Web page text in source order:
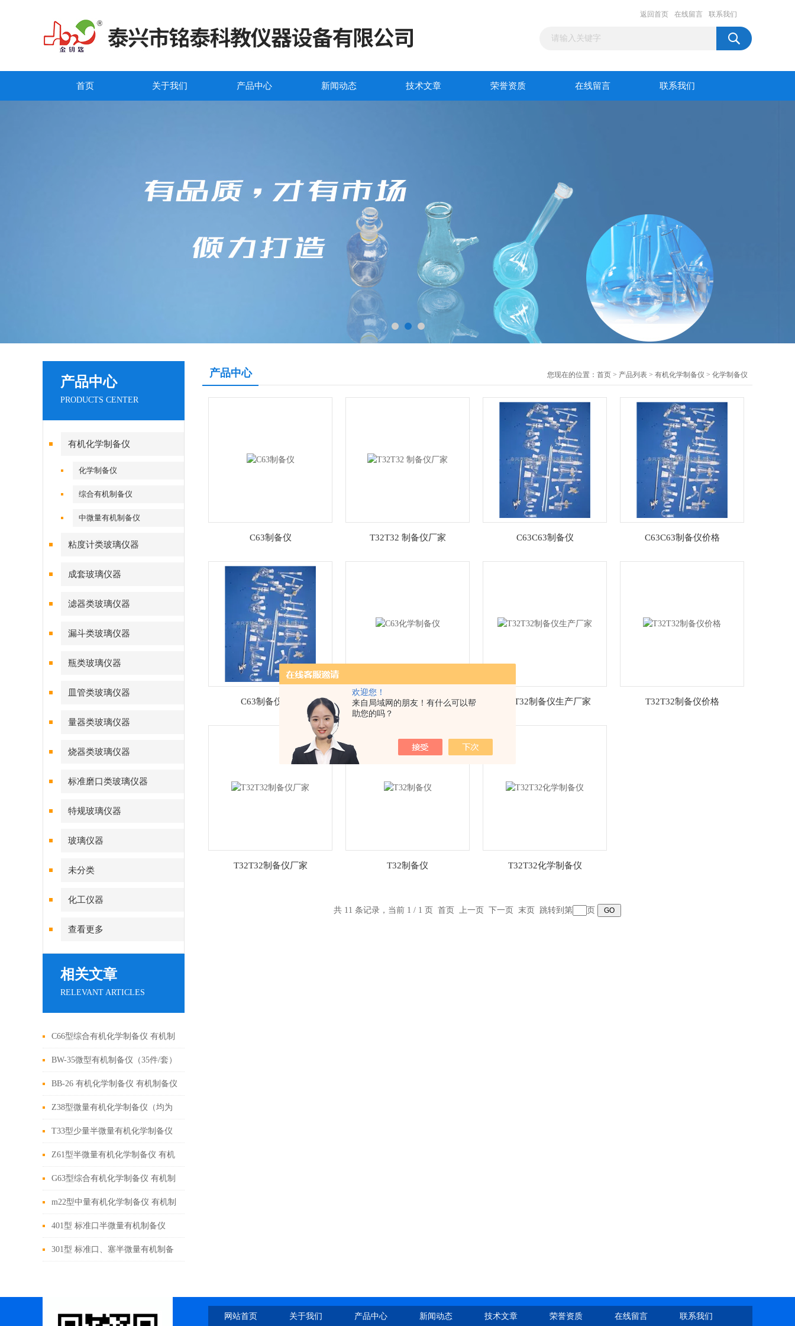
欢迎您！
来自局域网的朋友！有什么可以帮
助您的吗？
返回首页 在线留言 联系我们
首页 关于我们 产品中心 新闻动态 技术文章 荣誉资质 在线留言 联系我们
产品中心
PRODUCTS CENTER
有机化学制备仪
化学制备仪
综合有机制备仪
中微量有机制备仪
粘度计类玻璃仪器
成套玻璃仪器
滤器类玻璃仪器
漏斗类玻璃仪器
瓶类玻璃仪器
皿管类玻璃仪器
量器类玻璃仪器
烧器类玻璃仪器
标准磨口类玻璃仪器
特规玻璃仪器
玻璃仪器
未分类
化工仪器
查看更多
相关文章
RELEVANT ARTICLES
C66型综合有机化学制备仪 有机制
备仪 制备仪生产厂家
BW-35微型有机制备仪（35件/套）
有机化学制备仪 制备仪生产厂家
BB-26 有机化学制备仪 有机制备仪
制备仪生产厂家
Z38型微量有机化学制备仪（均为
10#标口塞全套仪器33种，38件）
T33型少量半微量有机化学制备仪
（全套仪器25种，33件）
Z61型半微量有机化学制备仪 有机
制备仪 制备仪生产厂家
G63型综合有机化学制备仪 有机制
备仪 制备仪生产厂家
m22型中量有机化学制备仪 有机制
备仪 玻璃仪器生产厂家
401型 标准口半微量有机制备仪
（半量） 有机化学制备仪 有机制
301型 标准口、塞半微量有机制备
产品中心 您现在的位置： 首页 > 产品列表 > 有机化学制备仪 > 化学制备仪
C63制备仪 T32T32 制备仪厂家 C63C63制备仪 C63C63制备仪价格
C63制备仪厂家 C63化学制备仪 T32T32制备仪生产厂家 T32T32制备仪价格
T32T32制备仪厂家 T32制备仪 T32T32化学制备仪
共 11 条记录，当前 1 / 1 页 首页 上一页 下一页 末页 跳转到第 页
网站首页 关于我们 产品中心 新闻动态 技术文章 荣誉资质 在线留言 联系我们